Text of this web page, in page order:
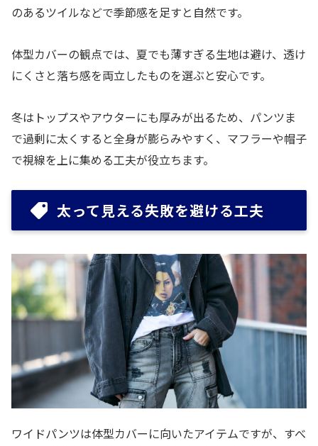
のあるツイルなどで季節感を足すと自然です。
体型カバーの観点では、夏でも薄すぎる生地は避け、透け
にくさと落ち感を両立したものを選ぶと安心です。
冬はトップスやアウターにも厚みが出るため、パンツま
で過剰に太くすると全身が膨らみやすく、マフラーや帽子
で視線を上に集める工夫が役立ちます。
太って見える失敗を避ける工夫
ワイドパンツは体型カバーに向いたアイテムですが、すべ